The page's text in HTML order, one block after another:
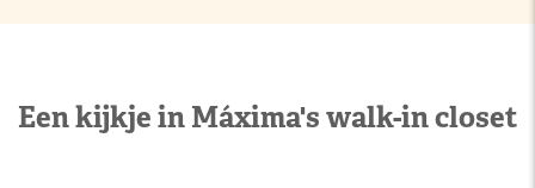
Een kijkje in Máxima's walk-in closet